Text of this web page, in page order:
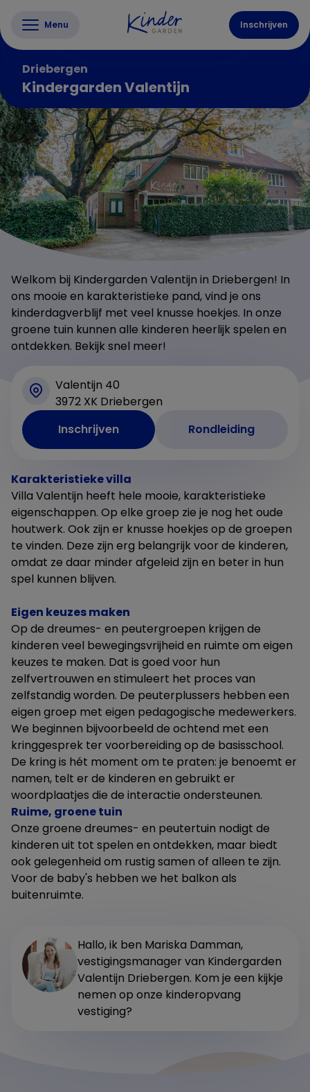
Menu Inschrijven
Driebergen
Kindergarden Valentijn
Welkom bij Kindergarden Valentijn in Driebergen! In
ons mooie en karakteristieke pand, vind je ons
kinderdagverblijf met veel knusse hoekjes. In onze
groene tuin kunnen alle kinderen heerlijk spelen en
ontdekken. Bekijk snel meer!
Valentijn 40
3972 XK Driebergen
Inschrijven
Rondleiding
Karakteristieke villa
Villa Valentijn heeft hele mooie, karakteristieke
eigenschappen. Op elke groep zie je nog het oude
houtwerk. Ook zijn er knusse hoekjes op de groepen
te vinden. Deze zijn erg belangrijk voor de kinderen,
omdat ze daar minder afgeleid zijn en beter in hun
spel kunnen blijven.
Eigen keuzes maken
Op de dreumes- en peutergroepen krijgen de
kinderen veel bewegingsvrijheid en ruimte om eigen
keuzes te maken. Dat is goed voor hun
zelfvertrouwen en stimuleert het proces van
zelfstandig worden. De peuterplussers hebben een
eigen groep met eigen pedagogische medewerkers.
We beginnen bijvoorbeeld de ochtend met een
kringgesprek ter voorbereiding op de basisschool.
De kring is hét moment om te praten: je benoemt er
namen, telt er de kinderen en gebruikt er
woordplaatjes die de interactie ondersteunen.
Ruime, groene tuin
Onze groene dreumes- en peutertuin nodigt de
kinderen uit tot spelen en ontdekken, maar biedt
ook gelegenheid om rustig samen of alleen te zijn.
Voor de baby's hebben we het balkon als
buitenruimte.
Hallo, ik ben Mariska Damman,
vestigingsmanager van Kindergarden
Valentijn Driebergen. Kom je een kijkje
nemen op onze kinderopvang
vestiging?